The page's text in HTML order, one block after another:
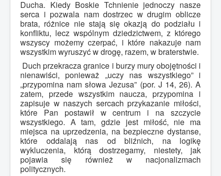
Ducha. Kiedy Boskie Tchnienie jednoczy nasze
serca i pozwala nam dostrzec w drugim oblicze
brata, różnice nie stają się okazją do podziału i
konfliktu, lecz wspólnym dziedzictwem, z którego
wszyscy możemy czerpać, i które nakazuje nam
wszystkim wyruszyć w drogę, razem, w braterstwie.
Duch przekracza granice i burzy mury obojętności i
nienawiści, ponieważ „uczy nas wszystkiego” i
„przypomina nam słowa Jezusa” (por. J 14, 26). A
zatem, przede wszystkim naucza, przypomina i
zapisuje w naszych sercach przykazanie miłości,
które Pan postawił w centrum i na szczycie
wszystkiego. A tam, gdzie jest miłość, nie ma
miejsca na uprzedzenia, na bezpieczne dystanse,
które oddalają nas od bliźnich, na logikę
wykluczenia, którą dostrzegamy, niestety, jak
pojawia się również w nacjonalizmach
politycznych.